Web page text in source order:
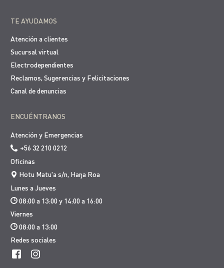
TE AYUDAMOS
Atención a clientes
Sucursal virtual
Electrodependientes
Reclamos, Sugerencias y Felicitaciones
Canal de denuncias
ENCUÉNTRANOS
Atención y Emergencias
+56 32 210 0212
Oficinas
Hotu Matu'a s/n, Haŋa Roa
Lunes a Jueves
08:00 a 13:00 y 14:00 a 16:00
Viernes
08:00 a 13:00
Redes sociales
Atención y Emergencias al +56 32 210 0212